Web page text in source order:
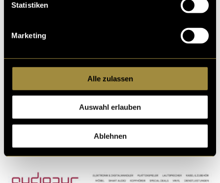
Statistiken
Marketing
Alle zulassen
Auswahl erlauben
Ablehnen